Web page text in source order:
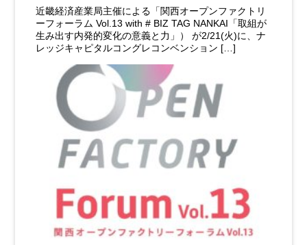
近畿経済産業局主催による「関西オープンファクトリ
ーフォーラム Vol.13 with # BIZ TAG NANKAI「取組が
生み出す内発的変化の意義と力」） が2/21(火)に、ナ
レッジキャピタルコングレコンベンション […]